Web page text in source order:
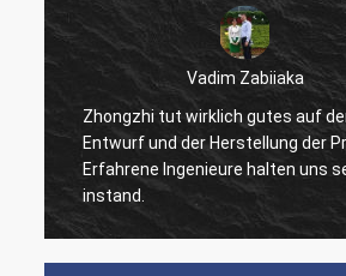
Vadim Zabiiaka
Zhongzhi tut wirklich gutes auf dem
Entwurf und der Herstellung der Produkte.
Erfahrene Ingenieure halten uns sehr nett
instand.